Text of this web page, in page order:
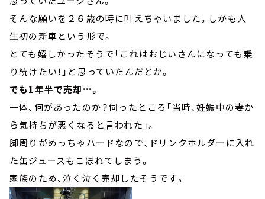
そんな願いを２６歳の時に叶えちゃいました。しかも人
生初の新車という形で。
とても嬉しかったそうで「これはおじいさんになっても乗
り続けたい！」と思っていたんだとか。
でも1年半で売却…。
一体、何があったのか？伺ったところ「当時、妊娠中の妻か
ら気持ちが悪くなると言われた」。
脚周りがめっちゃハードなので、ドリンクホルダーに入れ
た缶ジュースもこぼれてしまう。
家族のため、泣く泣く売却したそうです。